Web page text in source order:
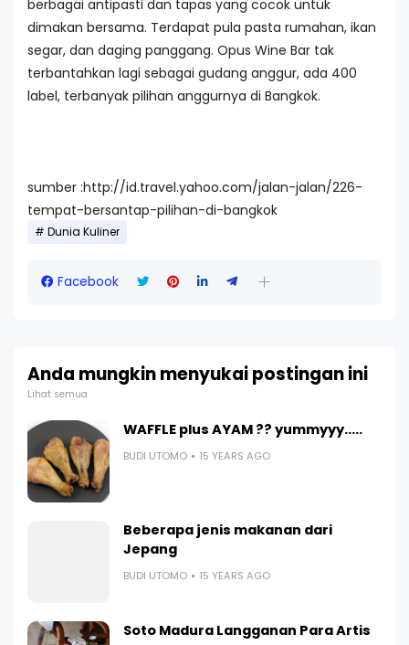
berbagai antipasti dan tapas yang cocok untuk
dimakan bersama. Terdapat pula pasta rumahan, ikan
segar, dan daging panggang. Opus Wine Bar tak
terbantahkan lagi sebagai gudang anggur, ada 400
label, terbanyak pilihan anggurnya di Bangkok.
sumber :http://id.travel.yahoo.com/jalan-jalan/226-
tempat-bersantap-pilihan-di-bangkok
Dunia Kuliner
Facebook
Anda mungkin menyukai postingan ini
Lihat semua
WAFFLE plus AYAM ?? yummyyy.....
BUDI UTOMO 15 YEARS AGO
Beberapa jenis makanan dari
Jepang
BUDI UTOMO 15 YEARS AGO
Soto Madura Langganan Para Artis